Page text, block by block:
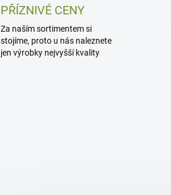
PŘÍZNIVÉ CENY
Za naším sortimentem si
stojíme, proto u nás naleznete
jen výrobky nejvyšší kvality